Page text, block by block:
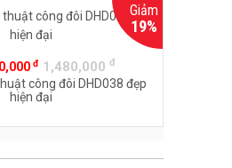
Giảm
19%
đ 1,480,000 đ
công đôi DHD038 đẹp
hiện đại